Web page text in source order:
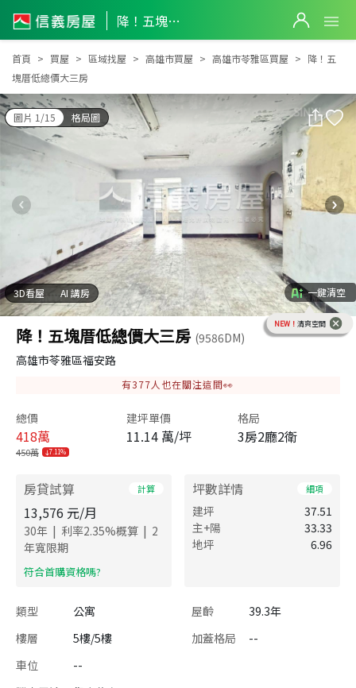
降！五塊厝低總價大三房
降！五塊厝低總價大三房
首頁 買屋 區域找屋 高雄市買屋 高雄市苓雅區買屋
降！五
塊厝低總價大三房
圖片 1/15 格局圖
3D看屋 AI 講房 一鍵清空
NEW！ 清爽空間
降！五塊厝低總價大三房 (9586DM)
高雄市苓雅區福安路
有377人也在關注這間👀
總價
418萬
450萬 7.11%
建坪單價
11.14 萬/坪
格局
3房2廳2衛
房貸試算 計算
13,576 元/月
30年 | 利率2.35%概算 | 2
年寬限期
​符合首購資格嗎?
坪數詳情 細項
建坪
37.51
主+陽
33.33
地坪
6.96
類型 公寓 屋齡
39.3年
樓層
5樓/5樓 加蓋格局
--
車位
--